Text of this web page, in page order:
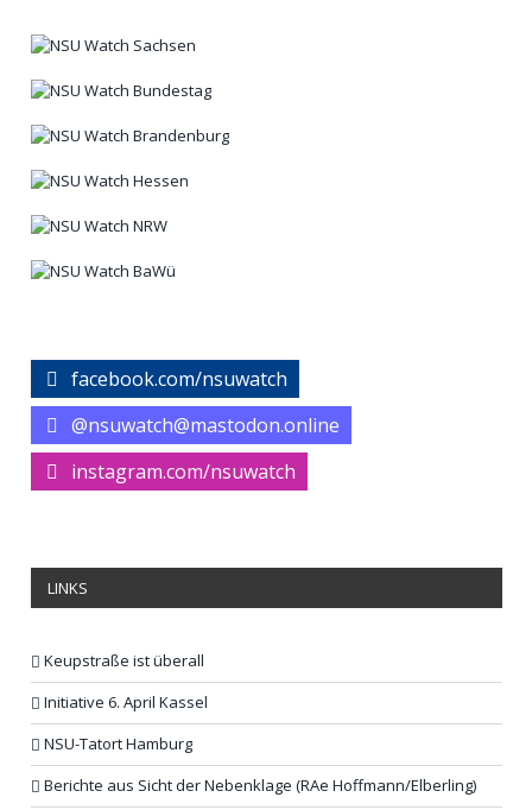
facebook.com/nsuwatch
@nsuwatch@mastodon.online
instagram.com/nsuwatch
LINKS
Keupstraße ist überall
Initiative 6. April Kassel
NSU-Tatort Hamburg
Berichte aus Sicht der Nebenklage (RAe Hoffmann/Elberling)